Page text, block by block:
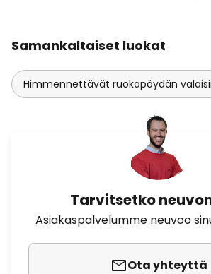
Samankaltaiset luokat
Himmennettävät ruokapöydän
Tarvitsetko
Asiakaspalvelumme neuvoo
Ota yhteyttä